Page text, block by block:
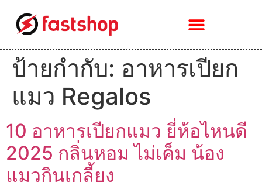
ป้ายกำกับ: อาหารเปียก
แมว Regalos
10 อาหารเปียกแมว ยี่ห้อไหนดี
2025 กลิ่นหอม ไม่เค็ม น้อง
แมวกินเกลี้ยง